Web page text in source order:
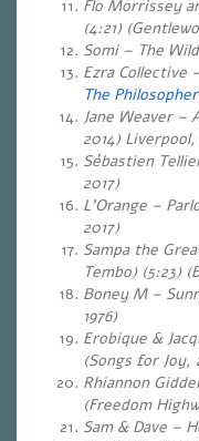
Flo Morrissey
(4:21)
Somi – The
Ezra Collective
The Philosopher
Jane Weaver –
2014) Liverpool,
Sébastien
2017)
L’Orange –
2017)
Sampa the
Tembo) (5:23)
Boney M –
1976)
Erobique &
(Songs for Joy,
Rhiannon
(Freedom
Sam & Dave –